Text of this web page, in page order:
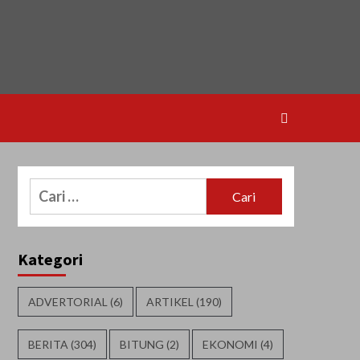
Cari
untuk:
Kategori
ADVERTORIAL (6) ARTIKEL (190)
BERITA (304) BITUNG (2) EKONOMI (4)